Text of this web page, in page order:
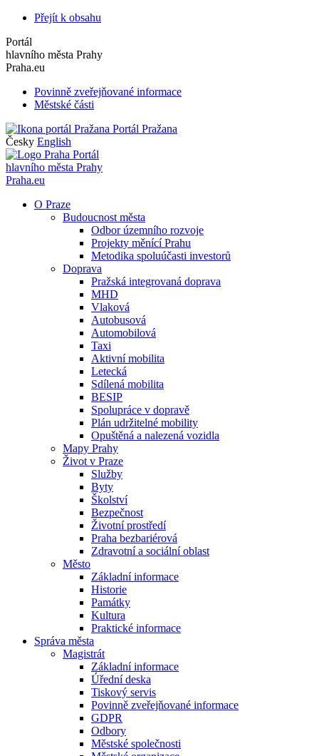
Přejít k obsahu
Portál
hlavního města Prahy
Praha.eu
Povinně zveřejňované informace
Městské části
Portál Pražana
Česky English
Portál
hlavního města Prahy
Praha.eu
O Praze
Budoucnost města
Odbor územního rozvoje
Projekty měnící Prahu
Metodika spoluúčasti investorů
Doprava
Pražská integrovaná doprava
MHD
Vlaková
Autobusová
Automobilová
Taxi
Aktivní mobilita
Letecká
Sdílená mobilita
BESIP
Spolupráce v dopravě
Plán udržitelné mobility
Opuštěná a nalezená vozidla
Mapy Prahy
Život v Praze
Služby
Byty
Školství
Bezpečnost
Životní prostředí
Praha bezbariérová
Zdravotní a sociální oblast
Město
Základní informace
Historie
Památky
Kultura
Praktické informace
Správa města
Magistrát
Základní informace
Úřední deska
Tiskový servis
Povinně zveřejňované informace
GDPR
Odbory
Městské společnosti